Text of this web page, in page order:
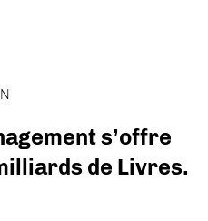
s’offre
de Livres.